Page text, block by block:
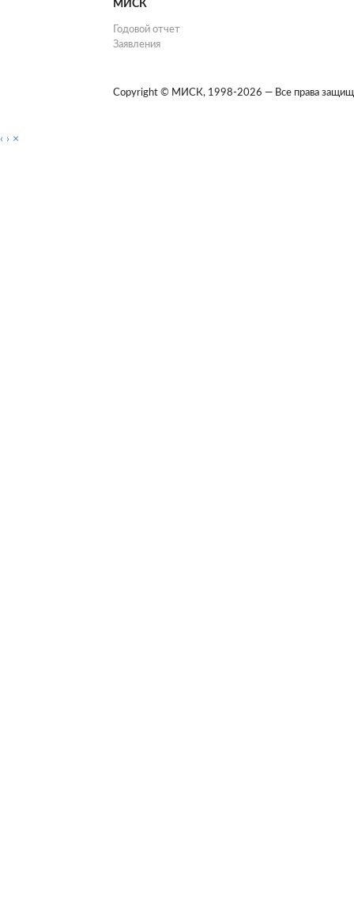
МИСК
Годовой отчет
Заявления
Copyright © МИСК, 1998-2026 — Все права
‹ › ×